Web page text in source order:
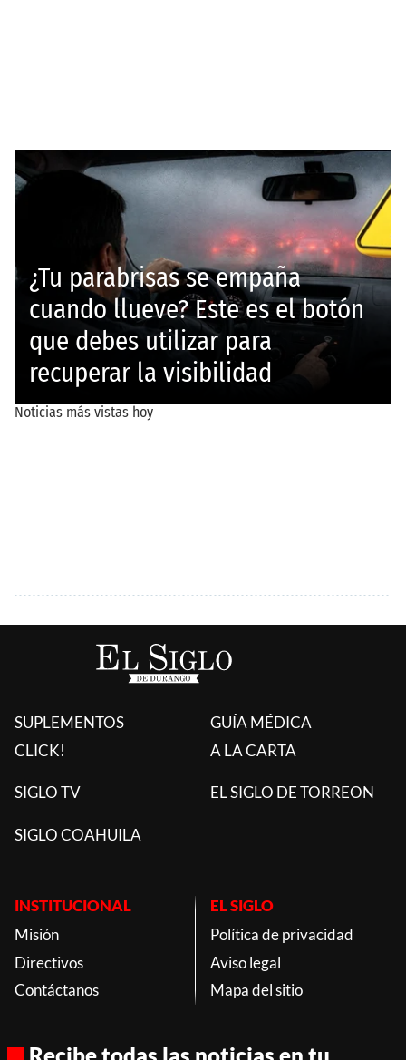
SUPLEMENTOS
CLICK!
GUÍA MÉDICA
A LA CARTA
SIGLO TV EL SIGLO DE TORREON
SIGLO COAHUILA
INSTITUCIONAL
Misión
Directivos
Contáctanos
EL SIGLO
Política de privacidad
Aviso legal
Mapa del sitio
Recibe todas las noticias en tu